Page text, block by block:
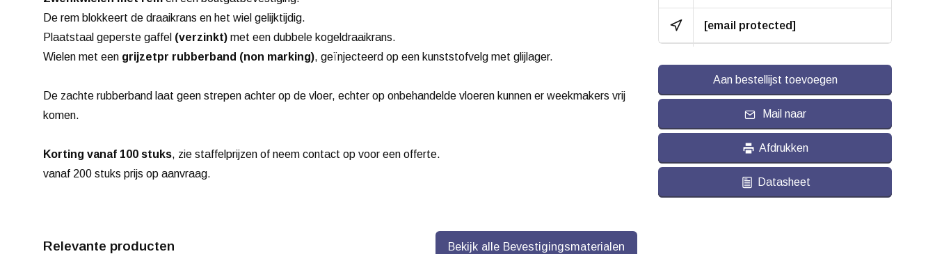
De rem blokkeert de draaikrans en het wiel gelijktijdig.
Plaatstaal geperste gaffel (verzinkt) met een dubbele kogeldraaikrans.
Wielen met een grijzetpr rubberband (non marking), geïnjecteerd op een kunststofvelg met glijlager.
De zachte rubberband laat geen strepen achter op de vloer, echter op onbehandelde vloeren kunnen er weekmakers vrij
komen.
Korting vanaf 100 stuks, zie staffelprijzen of neem contact op voor een offerte.
vanaf 200 stuks prijs op aanvraag.
Relevante producten Bekijk alle Bevestigingsmaterialen
Hardheid band: ca. 88 shore A
Slijtvast:
Geluiddempend:
- 20 / + 60 °C
ondergrond
[email protected]
Aan bestellijst toevoegen
Mail naar
Afdrukken
Datasheet